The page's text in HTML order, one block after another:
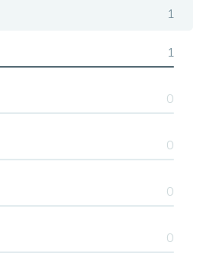
1
1
0
0
0
0